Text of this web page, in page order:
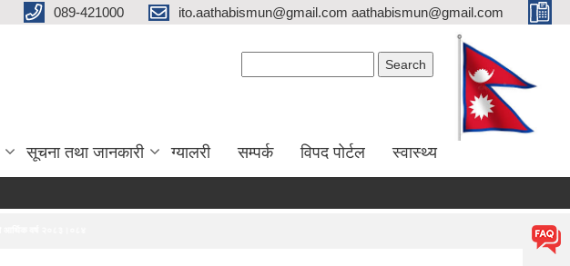
089-421000 ito.aathabismun@gmail.com aathabismun@gmail.com
सूचना तथा जानकारी ग्यालरी सम्पर्क विपद पोर्टल स्वास्थ्य